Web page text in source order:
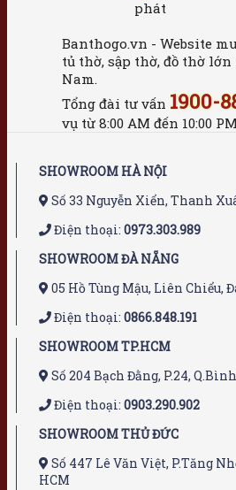
Banthogo.vn - Website
tủ thờ, sập thờ, đồ thờ
Nam.
Tổng đài tư vấn 1900-
vụ từ 8:00 AM đến 10:00
SHOWROOM HÀ NỘI
Số 33 Nguyễn Xiển, Thanh
Điện thoại: 0973.303.989
SHOWROOM ĐÀ NẴNG
05 Hồ Tùng Mậu, Liên Chiểu,
Điện thoại: 0866.848.191
SHOWROOM TP.HCM
Số 204 Bạch Đằng, P.24,
Điện thoại: 0903.290.902
SHOWROOM THỦ ĐỨC
Số 447 Lê Văn Việt, P.Tăng
HCM